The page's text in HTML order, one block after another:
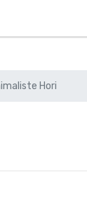
Hori